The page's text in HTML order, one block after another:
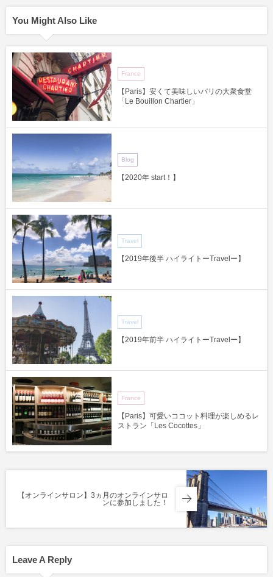
You Might Also Like
France
【Paris】安くて美味しいパリの大衆食堂
「Le Bouillon Chartier」
Blog
【2020年 start！】
Travel
【2019年後半 ハイライトーTravelー】
Travel
【2019年前半 ハイライトーTravelー】
France
【Paris】可愛いココット料理が楽しめるレ
ストラン「Les Cocottes」
【オンラインサロン】3ヵ月のオンラインサロ
ンに参加しました！
Leave A Reply